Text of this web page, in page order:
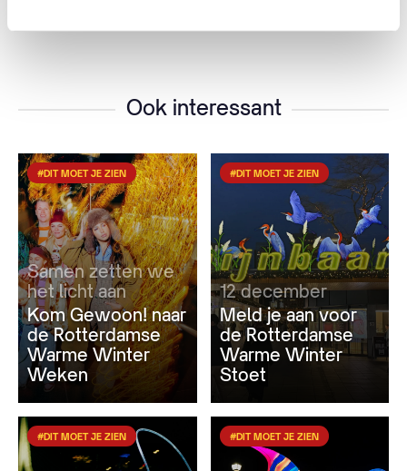
Ook interessant
#DIT MOET JE ZIEN
Samen zetten we
het licht aan
Kom Gewoon! naar
de Rotterdamse
Warme Winter
Weken
#DIT MOET JE ZIEN
12 december
Meld je aan voor
de Rotterdamse
Warme Winter
Stoet
#DIT MOET JE ZIEN #DIT MOET JE ZIEN